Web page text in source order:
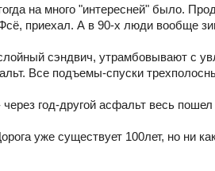
на много "интересней" было.
приехал. А в 90-х люди вообще
сэндвич, утрамбовывают с
Все подъемы-спуски
год-другой асфальт весь
уже существует 100лет, но ни